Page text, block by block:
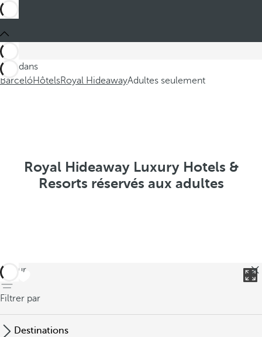
Ces dans
BarcelóHôtelsRoyal HideawayAdultes seulement
Royal Hideaway Luxury Hotels &
Resorts réservés aux adultes
retour
Filtrer par
Destinations